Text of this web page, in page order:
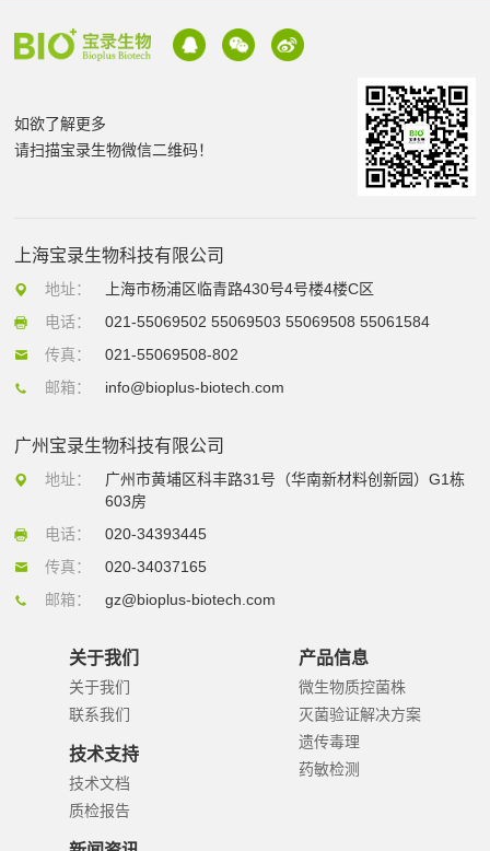
如欲了解更多
请扫描宝录生物微信二维码！
上海宝录生物科技有限公司
地址：
上海市杨浦区临青路430号4号楼4楼C区
电话：
021-55069502 55069503 55069508 55061584
传真：
021-55069508-802
邮箱：
info@bioplus-biotech.com
广州宝录生物科技有限公司
地址：
广州市黄埔区科丰路31号（华南新材料创新园）G1栋
603房
电话：
020-34393445
传真：
020-34037165
邮箱：
gz@bioplus-biotech.com
关于我们
关于我们
联系我们
技术支持
技术文档
质检报告
产品信息
微生物质控菌株
灭菌验证解决方案
遗传毒理
药敏检测